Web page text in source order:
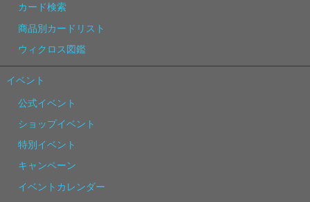
カード検索
商品別カードリスト
ウィクロス図鑑
イベント
公式イベント
ショップイベント
特別イベント
キャンペーン
イベントカレンダー